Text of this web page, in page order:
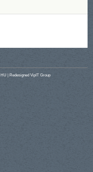
HU | Redesigned VipIT Group